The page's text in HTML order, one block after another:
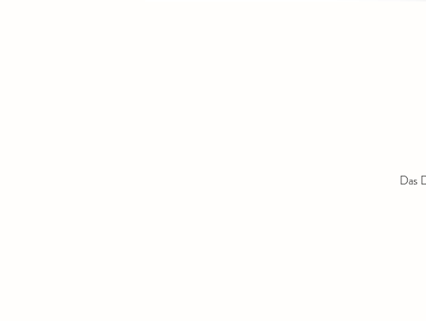
Das